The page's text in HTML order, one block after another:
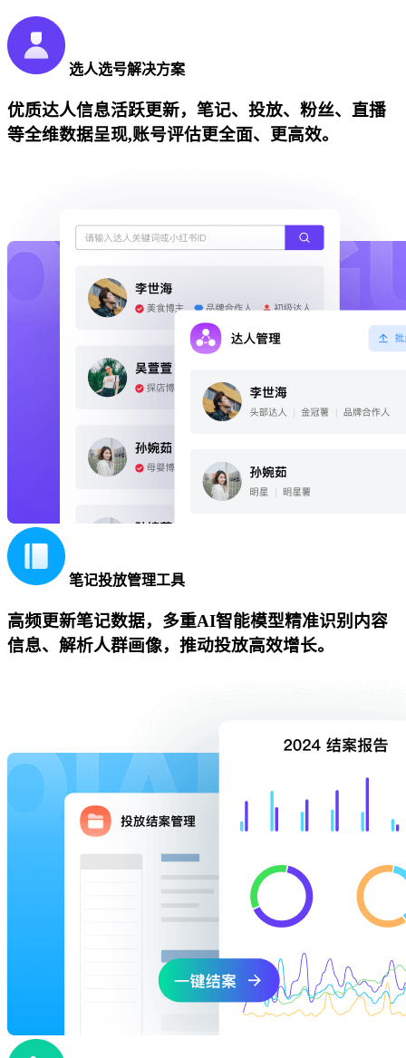
选人选号解决方案
优质达人信息活跃更新，笔记、投放、粉丝、直播
等全维数据呈现,账号评估更全面、更高效。
笔记投放管理工具
高频更新笔记数据，多重AI智能模型精准识别内容
信息、解析人群画像，推动投放高效增长。